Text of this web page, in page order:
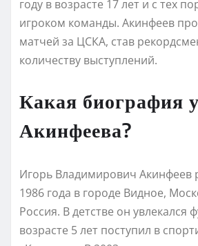
году в возрасте 17 лет и с тех
игроком команды. Акинфеев
матчей за ЦСКА, став
количеству выступлений.
Какая биография у
Акинфеева?
Игорь Владимирович Акинфеев
1986 года в городе Видное,
Россия. В детстве он увлекался
возрасте 5 лет поступил в